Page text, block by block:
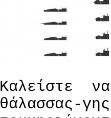
Καλείστε